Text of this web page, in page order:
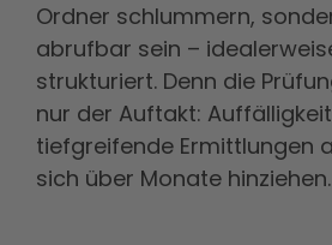
Ordner schlummern,
abrufbar sein –
strukturiert. Denn die
nur der Auftakt:
tiefgreifende Ermittlungen
sich über Monate hinziehen.